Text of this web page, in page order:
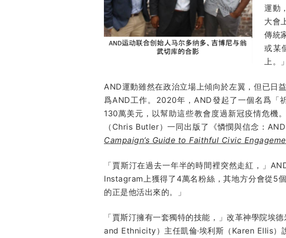
運動
大會
傳統
或某
上。」
AND運動雖然在政治立場上傾向於左翼，但已日
爲AND工作。2020年，AND發起了一個名爲「
130萬美元，以幫助這些教會度過新冠疫情危機
（Chris Butler）一同出版了《憐憫與信念：
Campaign’s Guide to Faithful Civic
「賈斯汀在過去一年半的時間裡突然走紅，」
Instagram上獲得了4萬名粉絲，其地方分會從5
的正是他活出來的。」
「賈斯汀擁有一套獨特的技能，」改革神學院
and Ethnicity）主任凱倫·埃利斯（Karen Ellis）